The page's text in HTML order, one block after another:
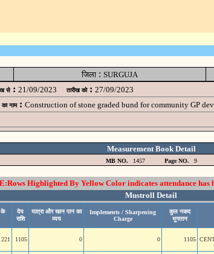
जिला : SURGUJA
से : 21/09/2023 तारीख को : 27/09/2023
का नाम : Construction of stone graded bund for community GP
Measurement Book Detail
MB NO. 1457 Page NO. 9
Highlighted By Yellow Color indicates attendance has
Mustroll Detail
के
देय
राशि
यात्रा और खान पान का
व्यय
Implements / Sharpening
Charge
कुल नकद
भुगतान
221 1105 0 0 1105